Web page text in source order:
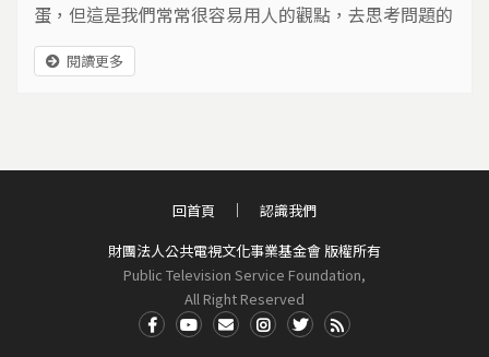
蛋，但這是我們常常很容易用人的觀點，去思考問題的
地方，人猴衝突是獼猴的行為偏差造成的嗎？如果不是
人去餵食，野生動物的行為又怎會偏差？我們對台灣獼
閱讀更多
財團法人公共電視文化事業基金會 版權所有
Public Television Service Foundation,
All Right Reserved
回首頁 認識我們